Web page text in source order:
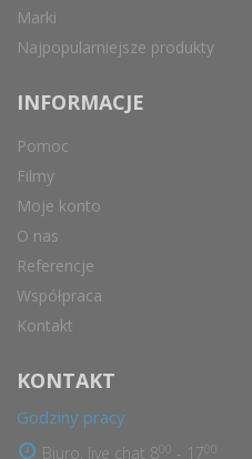
Marki
Najpopularniejsze produkty
INFORMACJE
Pomoc
Filmy
Moje konto
O nas
Referencje
Współpraca
Kontakt
KONTAKT
Godziny pracy
Biuro, live chat 8 - 17